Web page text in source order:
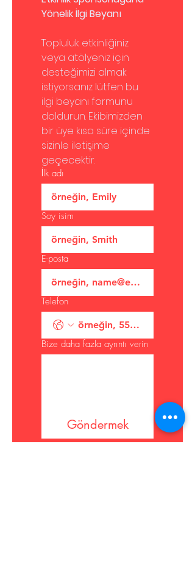
Yönelik İlgi Beyanı
Topluluk etkinliğiniz
veya atölyeniz için
desteğimizi almak
istiyorsanız lütfen bu
ilgi beyanı formunu
doldurun. Ekibimizden
bir üye kısa süre içinde
sizinle iletişime
geçecektir.
İlk adı
Soy isim
E-posta
Telefon
Bize daha fazla ayrıntı verin
Göndermek